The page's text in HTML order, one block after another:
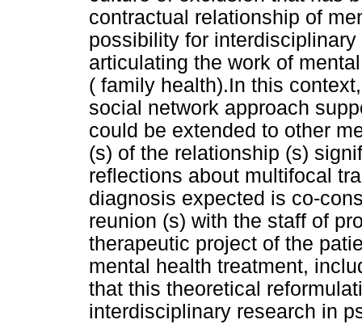
contractual relationship of
possibility for
articulating the work of
( family health).In this
social network approach
could be extended to other
(s) of the relationship (s)
reflections about multifocal
diagnosis expected is co-
reunion (s) with the staff of
therapeutic project of the
mental health treatment,
that this theoretical
interdisciplinary research in